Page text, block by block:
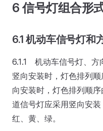
6 信号灯组合形
6.1 机动车信号灯和
6.1.1 机动车信号灯、方
竖向安装时，灯色排列
向安装时，灯色排列顺
道信号灯应采用竖向安
红、黄、绿。